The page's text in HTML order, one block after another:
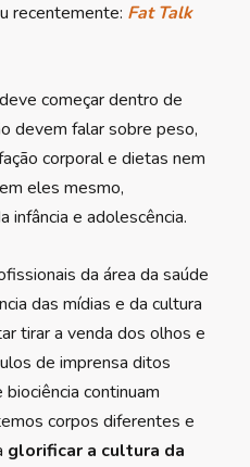
recentemente: Fat Talk
começar dentro de
devem falar sobre peso,
corporal e dietas nem
eles mesmo,
infância e adolescência.
da área da saúde
das mídias e da cultura
tirar a venda dos olhos e
de imprensa ditos
biociência continuam
corpos diferentes e
glorificar a cultura da